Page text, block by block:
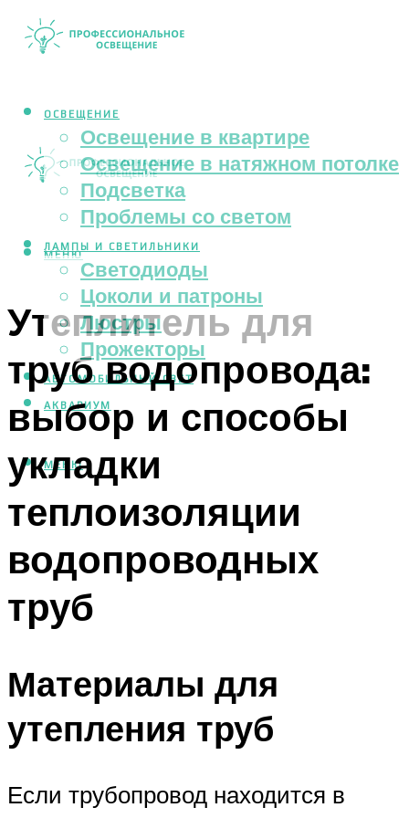
ОСВЕЩЕНИЕ
Освещение в квартире
Освещение в натяжном потолке
Подсветка
Проблемы со светом
ЛАМПЫ И СВЕТИЛЬНИКИ
Светодиоды
Цоколи и патроны
Люстры
Прожекторы
АВТОМОБИЛЬНЫЙ СВЕТ
АКВАРИУМ
МЕНЮ
МЕНЮ
Утеплитель для
труб водопровода:
выбор и способы
укладки
теплоизоляции
водопроводных
труб
Материалы для
утепления труб
Если трубопровод находится в